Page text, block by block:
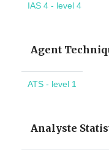
IAS 4 - level 4
Agent
ATS - level 1
Analyste